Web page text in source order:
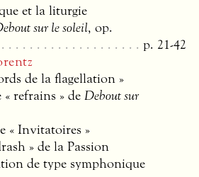
et la liturgie
sur le soleil, op.
p. 21-42
de la flagellation »
refrains » de Debout sur
« Invitatoires »
» de la Passion
de type symphonique